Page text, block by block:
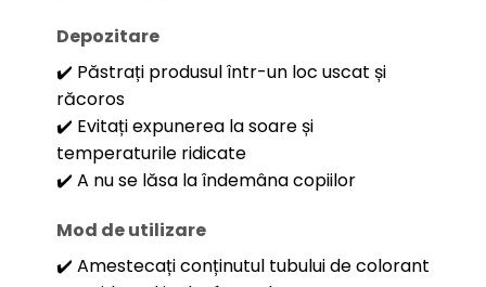
Depozitare
✔️ Păstrați produsul într-un loc uscat și
răcoros
✔️ Evitați expunerea la soare și
temperaturile ridicate
✔️ A nu se lăsa la îndemâna copiilor
Mod de utilizare
✔️ Amestecați conținutul tubului de colorant